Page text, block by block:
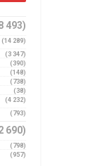
493)
(14 289)
(3 347)
(390)
(148)
(738)
(38)
(4 232)
(793)
690)
(798)
(957)